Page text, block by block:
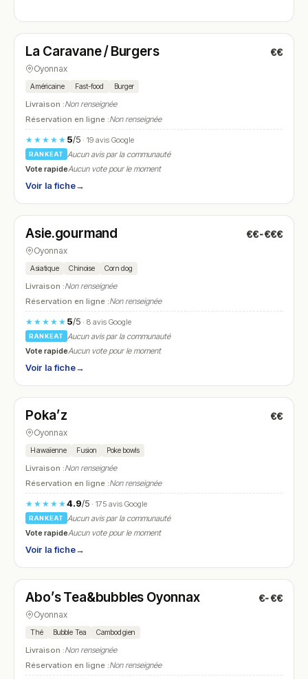
N° 4
La Caravane / Burgers €€
Oyonnax
Américaine Fast-food Burger
Livraison :Non renseignée
Réservation en ligne :Non renseignée
★★★★★ 5/5· 19 avis Google
RANKEAT
Aucun avis par la communauté
Vote rapideAucun vote pour le moment
Voir la fiche→
N° 5
Asie.gourmand €€-€€€
Oyonnax
Asiatique Chinoise Corn dog
Livraison :Non renseignée
Réservation en ligne :Non renseignée
★★★★★ 5/5· 8 avis Google
RANKEAT
Aucun avis par la communauté
Vote rapideAucun vote pour le moment
Voir la fiche→
N° 6
Poka’z €€
Oyonnax
Hawaïenne Fusion Poke bowls
Livraison :Non renseignée
Réservation en ligne :Non renseignée
★★★★★4.9/5· 175 avis Google
RANKEAT
Aucun avis par la communauté
Vote rapideAucun vote pour le moment
Voir la fiche→
N° 7
Abo’s Tea&bubbles Oyonnax €-€€
Oyonnax
Thé Bubble Tea Cambodgien
Livraison :Non renseignée
Réservation en ligne :Non renseignée